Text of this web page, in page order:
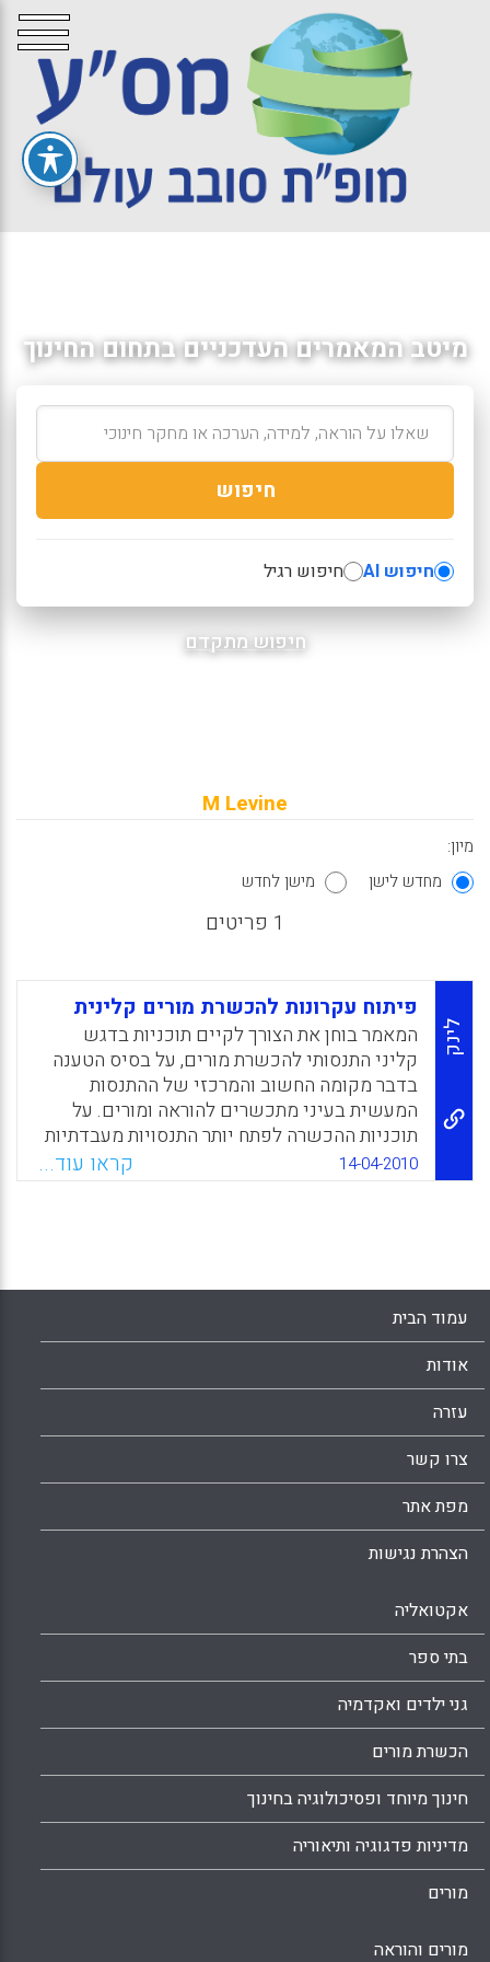
מיטב המאמרים העדכניים בתחום החינוך
חיפוש
חיפוש AI חיפוש רגיל
חיפוש מתקדם
M Levine
מיון:
מחדש לישן
מישן לחדש
1 פריטים
לינק
פיתוח עקרונות להכשרת מורים קלינית
המאמר בוחן את הצורך לקיים תוכניות בדגש
קליני התנסותי להכשרת מורים, על בסיס הטענה
בדבר מקומה החשוב והמרכזי של ההתנסות
המעשית בעיני מתכשרים להוראה ומורים. על
תוכניות ההכשרה לפתח יותר התנסויות מעבדתיות
שתשולבנה במהלך ההכשרה. עליהן להתמקד
בפדגוגיות שמטרתן לסייע למועמדים: לפתח
ופתרון בעיות ולפתח אוריינטציה לשימוש בחקר.
המלצה שנייה: יש לדרוש התמחות שיש בה
חונכות כמרכיב מרכזי לקראת קבלת הרישוי. על
מורים ולמידת תלמידים. המלצה שלישית: צריך
המתמחים. על המתמחים לבחור מחוזות (בארץ
אולי בתי ספר) המתאימים להם והמחוזות (כנ"ל)
צריכים לדרג את סדרי העדיפויות שלהם לקליטת
מתמחים. הדבר עשוי להיות רלוונטי במיוחד לצורך
שיבוץ בבתי ספר המוגדרים כמאתגרים.(Levine,
M )
14-04-2010 קראו עוד...
עמוד הבית
אודות
עזרה
צרו קשר
מפת אתר
הצהרת נגישות
אקטואליה
בתי ספר
גני ילדים ואקדמיה
הכשרת מורים
חינוך מיוחד ופסיכולוגיה בחינוך
מדיניות פדגוגיה ותיאוריה
מורים
מורים והוראה